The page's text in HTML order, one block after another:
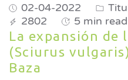
02-04-2022
2802
5 min read
La expansión de
(Sciurus
Baza